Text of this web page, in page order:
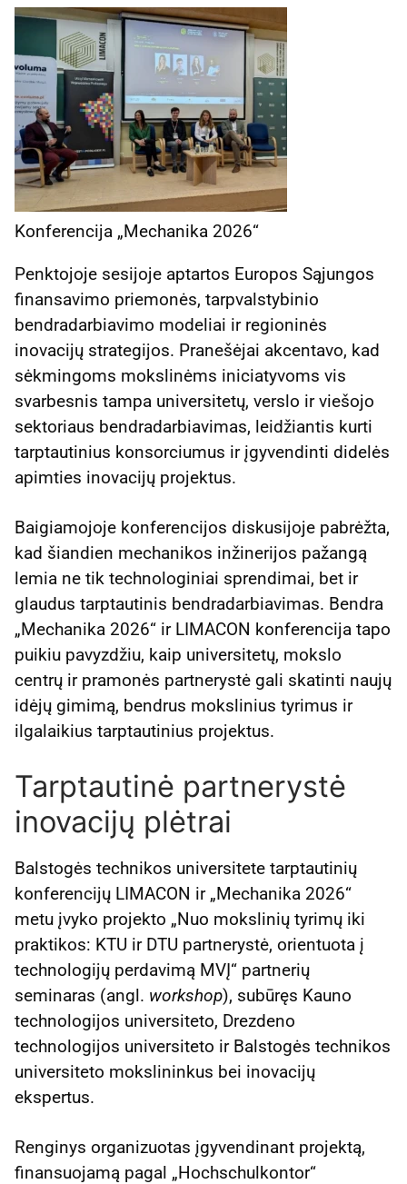
Konferencija „Mechanika 2026“
Penktojoje sesijoje aptartos Europos Sąjungos
finansavimo priemonės, tarpvalstybinio
bendradarbiavimo modeliai ir regioninės
inovacijų strategijos. Pranešėjai akcentavo, kad
sėkmingoms mokslinėms iniciatyvoms vis
svarbesnis tampa universitetų, verslo ir viešojo
sektoriaus bendradarbiavimas, leidžiantis kurti
tarptautinius konsorciumus ir įgyvendinti didelės
apimties inovacijų projektus.
Baigiamojoje konferencijos diskusijoje pabrėžta,
kad šiandien mechanikos inžinerijos pažangą
lemia ne tik technologiniai sprendimai, bet ir
glaudus tarptautinis bendradarbiavimas. Bendra
„Mechanika 2026“ ir LIMACON konferencija tapo
puikiu pavyzdžiu, kaip universitetų, mokslo
centrų ir pramonės partnerystė gali skatinti naujų
idėjų gimimą, bendrus mokslinius tyrimus ir
ilgalaikius tarptautinius projektus.
Tarptautinė partnerystė
inovacijų plėtrai
Balstogės technikos universitete tarptautinių
konferencijų LIMACON ir „Mechanika 2026“
metu įvyko projekto „Nuo mokslinių tyrimų iki
praktikos: KTU ir DTU partnerystė, orientuota į
technologijų perdavimą MVĮ“ partnerių
seminaras (angl. workshop), subūręs Kauno
technologijos universiteto, Drezdeno
technologijos universiteto ir Balstogės technikos
universiteto mokslininkus bei inovacijų
ekspertus.
Renginys organizuotas įgyvendinant projektą,
finansuojamą pagal „Hochschulkontor“